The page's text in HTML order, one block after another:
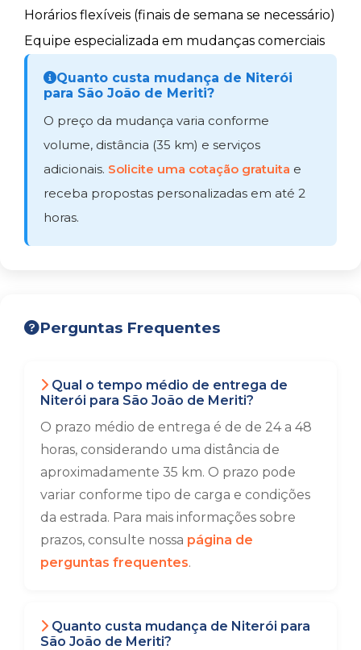
Horários flexíveis (finais de semana se necessário)
Equipe especializada em mudanças comerciais
Quanto custa mudança de Niterói
para São João de Meriti?
O preço da mudança varia conforme
volume, distância (35 km) e serviços
adicionais. Solicite uma cotação gratuita e
receba propostas personalizadas em até 2
horas.
Perguntas Frequentes
Qual o tempo médio de entrega de
Niterói para São João de Meriti?
O prazo médio de entrega é de de 24 a 48
horas, considerando uma distância de
aproximadamente 35 km. O prazo pode
variar conforme tipo de carga e condições
da estrada. Para mais informações sobre
prazos, consulte nossa página de
perguntas frequentes.
Quanto custa mudança de Niterói para
São João de Meriti?